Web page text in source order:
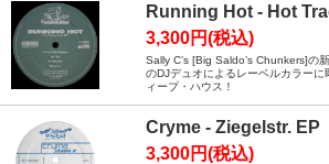
Running Hot - Hot
3,300円(税込)
Sally C’s [Big Saldo’s Chunkers]の
のDJデュオによるレーベルカラーに
ィープ・ハウス！
Cryme - Ziegelstr. EP
3,300円(税込)